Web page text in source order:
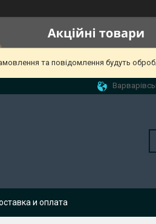
та повідомлення будуть
и оплата